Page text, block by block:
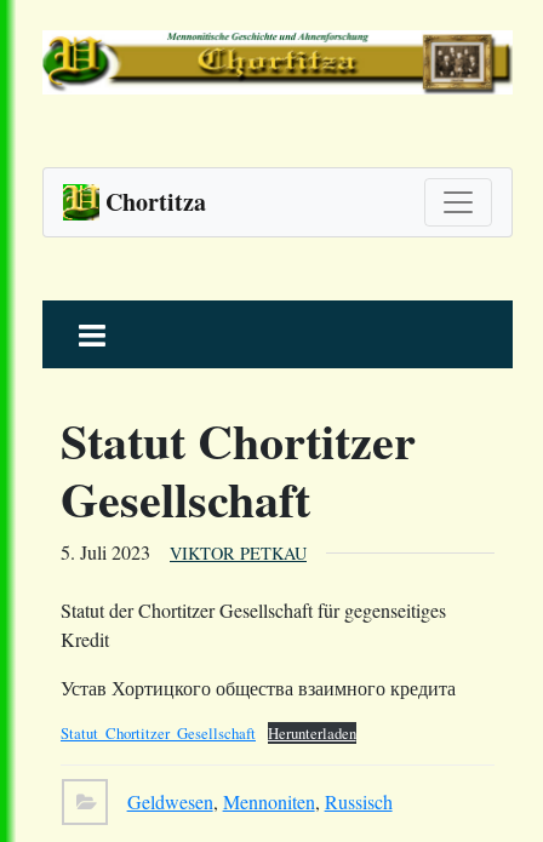
Chortitza
to
Statut Chortitzer
Gesellschaft
5. Juli 2023 VIKTOR PETKAU
Statut der Chortitzer Gesellschaft für gegenseitiges
Kredit
Устав Хортицкого общества взаимного кредита
Statut_Chortitzer_Gesellschaft Herunterladen
Geldwesen, Mennoniten, Russisch